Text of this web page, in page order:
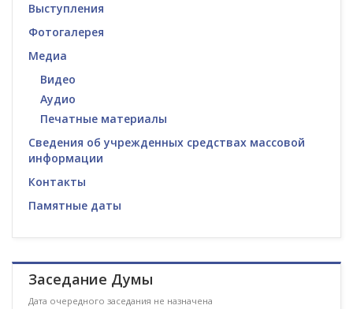
Выступления
Фотогалерея
Медиа
Видео
Аудио
Печатные материалы
Сведения об учрежденных средствах массовой
информации
Контакты
Памятные даты
Заседание Думы
Дата очередного заседания не назначена